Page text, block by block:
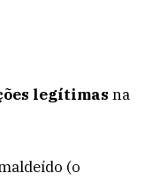
legítimas na
(o